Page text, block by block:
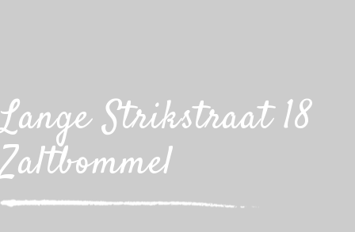
Lange Strikstraat 18
Zaltbommel